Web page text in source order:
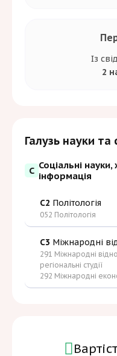
Галузь науки та
С Соціальні
інформація
C2 Політологія
052 Політологія
C3 Міжнародні
291 Міжнародні
регіональні студії
292 Міжнародні
Із
2